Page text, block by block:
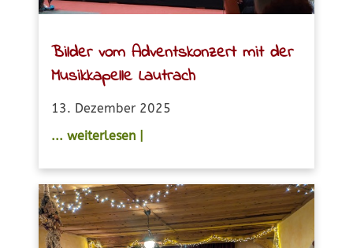
Bilder vom Adventskonzert mit der
Musikkapelle Lautrach
13. Dezember 2025
... weiterlesen |